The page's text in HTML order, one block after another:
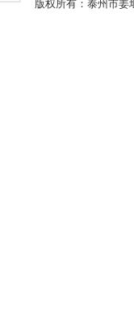
版权所有：泰州市姜